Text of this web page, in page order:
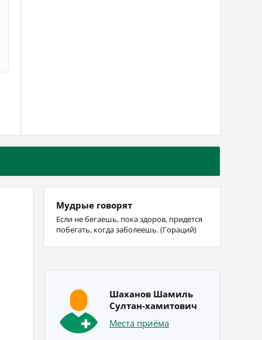
Мудрые говорят
Если не бегаешь, пока здоров, придется
побегать, когда заболеешь. (Гораций)
Шаханов Шамиль
Султан-хамитович
Места приёма